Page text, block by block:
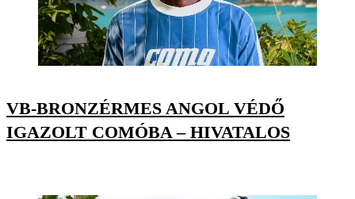
VB-BRONZÉRMES ANGOL VÉDŐ
IGAZOLT COMÓBA – HIVATALOS